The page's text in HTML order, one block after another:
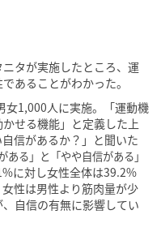
タが実施したところ、運
あることがわかった。
女1,000人に実施。「運動機
せる機能」と定義した上
信があるか？」と聞いた
ある」と「やや自信がある」
に対し女性全体は39.2%
性は男性より筋肉量が少
自信の有無に影響してい